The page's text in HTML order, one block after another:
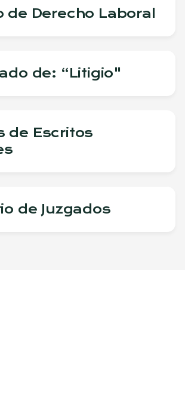
de Derecho Laboral
de: “Litigio"
de Escritos
de Juzgados